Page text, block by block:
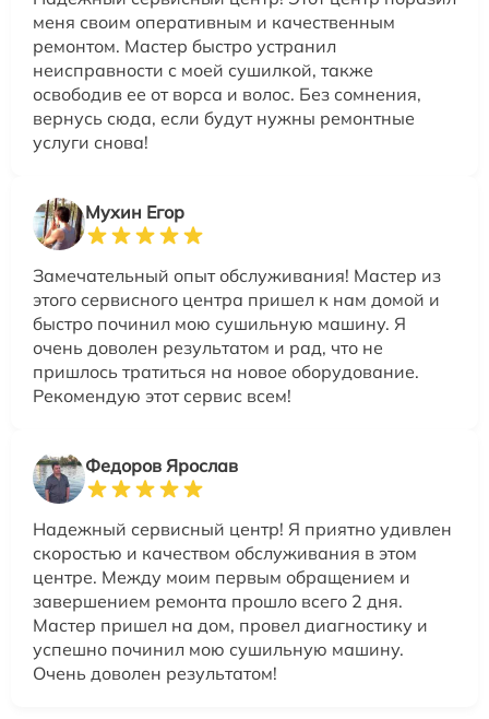
меня своим оперативным и качественным
ремонтом. Мастер быстро устранил
неисправности с моей сушилкой, также
освободив ее от ворса и волос. Без сомнения,
вернусь сюда, если будут нужны ремонтные
услуги снова!
Мухин Егор
Замечательный опыт обслуживания! Мастер из
этого сервисного центра пришел к нам домой и
быстро починил мою сушильную машину. Я
очень доволен результатом и рад, что не
пришлось тратиться на новое оборудование.
Рекомендую этот сервис всем!
Федоров Ярослав
Надежный сервисный центр! Я приятно удивлен
скоростью и качеством обслуживания в этом
центре. Между моим первым обращением и
завершением ремонта прошло всего 2 дня.
Мастер пришел на дом, провел диагностику и
успешно починил мою сушильную машину.
Очень доволен результатом!